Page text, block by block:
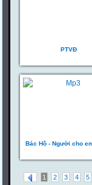
PTVĐ
Bác Hồ - Người cho
1 2 3 4 5